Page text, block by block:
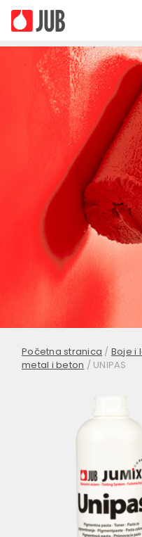
Početna stranica / Boje i
metal i beton / UNIPAS